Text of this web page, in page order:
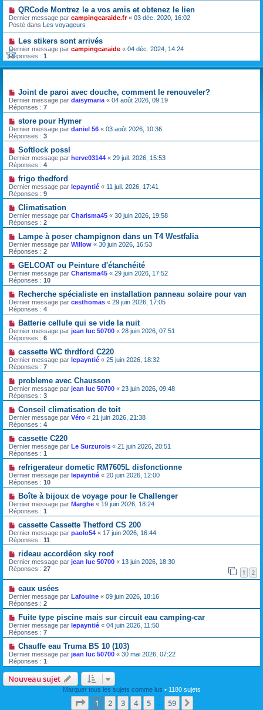
QRCode Montrez le a vos amis et obtenez le lien
Dernier message par campingcaraide.fr« 03 déc. 2020, 16:02
Posté dans Les voyageurs
Les stikers sont arrivés
Dernier message par campingcaraide « 04 déc. 2024, 14:24
Réponses : 1
Joint de paroi avec douche, comment le renouveler?
Dernier message par daisymaria « 04 août 2026, 09:19
Réponses : 7
store pour Hymer
Dernier message par daniel 56 « 03 août 2026, 10:36
Réponses : 3
Softlock possl
Dernier message par herve03144 « 29 juil. 2026, 15:53
Réponses : 4
frigo thedford
Dernier message par lepayntié « 11 juil. 2026, 17:41
Réponses : 9
Climatisation
Dernier message par Charisma45 « 30 juin 2026, 19:58
Réponses : 2
Lampe à poser champignon dans un T4 Westfalia
Dernier message par Willow « 30 juin 2026, 16:53
Réponses : 2
GELCOAT ou Peinture d'étanchéité
Dernier message par Charisma45 « 29 juin 2026, 17:52
Réponses : 10
Recherche spécialiste en installation panneau solaire pour van
Dernier message par cesthomas « 29 juin 2026, 17:05
Réponses : 4
Batterie cellule qui se vide la nuit
Dernier message par jean luc 50700 « 28 juin 2026, 07:51
Réponses : 6
cassette WC thrdford C220
Dernier message par lepayntié « 25 juin 2026, 18:32
Réponses : 7
probleme avec Chausson
Dernier message par jean luc 50700 « 23 juin 2026, 09:48
Réponses : 3
Conseil climatisation de toit
Dernier message par Véro « 21 juin 2026, 21:38
Réponses : 4
cassette C220
Dernier message par Le Surzurois « 21 juin 2026, 20:51
Réponses : 1
refrigerateur dometic RM7605L disfonctionne
Dernier message par lepayntié « 20 juin 2026, 12:00
Réponses : 10
Boîte à bijoux de voyage pour le Challenger
Dernier message par Marghe « 19 juin 2026, 18:24
Réponses : 1
cassette Cassette Thetford CS 200
Dernier message par paolo54 « 17 juin 2026, 16:44
Réponses : 11
rideau accordéon sky roof
Dernier message par jean luc 50700 « 13 juin 2026, 18:30
Réponses : 27 1 2
eaux usées
Dernier message par Lafouine « 09 juin 2026, 18:16
Réponses : 2
Fuite type piscine mais sur circuit eau camping-car
Dernier message par lepayntié « 04 juin 2026, 11:50
Réponses : 7
Chauffe eau Truma BS 10 (103)
Dernier message par jean luc 50700 « 30 mai 2026, 07:22
Réponses : 1
Nouveau sujet
Marquer tous les sujets comme lus • 1180 sujets
Page 1sur59
1 2 3 4 5 59